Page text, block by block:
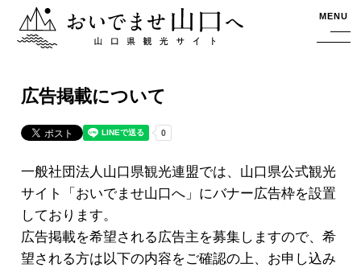
おいでませ山口へー山口県観光サイト MENU
広告掲載について
一般社団法人山口県観光連盟では、山口県公式観光
サイト「おいでませ山口へ」にバナー広告枠を設置
しております。
広告掲載を希望される広告主を募集しますので、希
望される方は以下の内容をご確認の上、お申し込み